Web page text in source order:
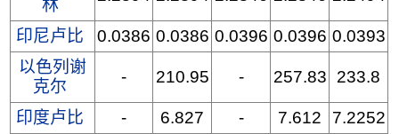
林
印尼卢比 0.0386 0.0386 0.0396 0.0396 0.0393
以色列谢
克尔
- 210.95 - 257.83 233.8
印度卢比 - 6.827 - 7.612
7.2252